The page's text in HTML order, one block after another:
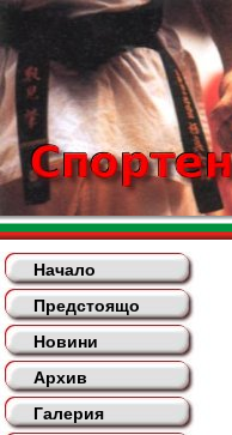
Начало
Предстоящо
Новини
Архив
Галерия